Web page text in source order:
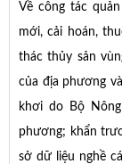
Về công tác
mới, cải hoán,
thác thủy sản
của địa phương
khơi do Bộ
phương; khẩn
sở dữ liệu nghề